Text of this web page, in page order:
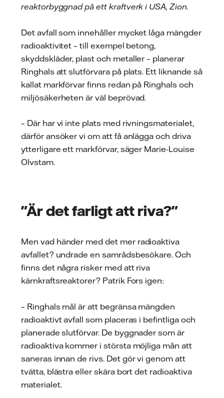
reaktorbyggnad på ett kraftverk i USA, Zion.
Det avfall som innehåller mycket låga mängder
radioaktivitet – till exempel betong,
skyddskläder, plast och metaller – planerar
Ringhals att slutförvara på plats. Ett liknande så
kallat markförvar finns redan på Ringhals och
miljösäkerheten är väl beprövad.
– Där har vi inte plats med rivningsmaterialet,
därför ansöker vi om att få anlägga och driva
ytterligare ett markförvar, säger Marie-Louise
Olvstam.
"Är det farligt att riva?"
Men vad händer med det mer radioaktiva
avfallet? undrade en samrådsbesökare. Och
finns det några risker med att riva
kärnkraftsreaktorer? Patrik Fors igen:
– Ringhals mål är att begränsa mängden
radioaktivt avfall som placeras i befintliga och
planerade slutförvar. De byggnader som är
radioaktiva kommer i största möjliga mån att
saneras innan de rivs. Det gör vi genom att
tvätta, blästra eller skära bort det radioaktiva
materialet.